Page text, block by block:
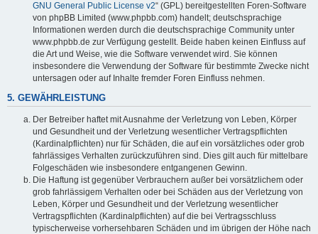
GNU General Public License v2“ (GPL) bereitgestellten Foren-Software
von phpBB Limited (www.phpbb.com) handelt; deutschsprachige
Informationen werden durch die deutschsprachige Community unter
www.phpbb.de zur Verfügung gestellt. Beide haben keinen Einfluss auf
die Art und Weise, wie die Software verwendet wird. Sie können
insbesondere die Verwendung der Software für bestimmte Zwecke nicht
untersagen oder auf Inhalte fremder Foren Einfluss nehmen.
5. GEWÄHRLEISTUNG
Der Betreiber haftet mit Ausnahme der Verletzung von Leben, Körper
und Gesundheit und der Verletzung wesentlicher Vertragspflichten
(Kardinalpflichten) nur für Schäden, die auf ein vorsätzliches oder grob
fahrlässiges Verhalten zurückzuführen sind. Dies gilt auch für mittelbare
Folgeschäden wie insbesondere entgangenen Gewinn.
Die Haftung ist gegenüber Verbrauchern außer bei vorsätzlichem oder
grob fahrlässigem Verhalten oder bei Schäden aus der Verletzung von
Leben, Körper und Gesundheit und der Verletzung wesentlicher
Vertragspflichten (Kardinalpflichten) auf die bei Vertragsschluss
typischerweise vorhersehbaren Schäden und im übrigen der Höhe nach